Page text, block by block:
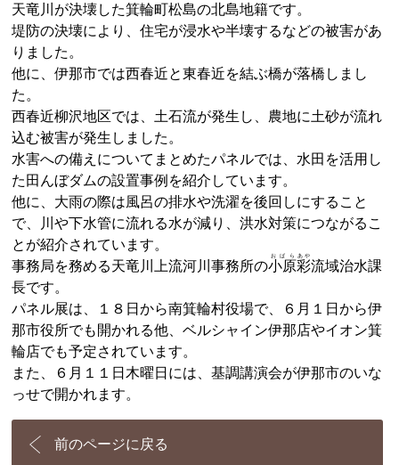
天竜川が決壊した箕輪町松島の北島地籍です。
堤防の決壊により、住宅が浸水や半壊するなどの被害があ
りました。
他に、伊那市では西春近と東春近を結ぶ橋が落橋しまし
た。
西春近柳沢地区では、土石流が発生し、農地に土砂が流れ
込む被害が発生しました。
水害への備えについてまとめたパネルでは、水田を活用し
た田んぼダムの設置事例を紹介しています。
他に、大雨の際は風呂の排水や洗濯を後回しにすること
で、川や下水管に流れる水が減り、洪水対策につながるこ
とが紹介されています。
事務局を務める天竜川上流河川事務所の小原
おばら
彩
あや
流域治水課
長です。
パネル展は、１８日から南箕輪村役場で、６月１日から伊
那市役所でも開かれる他、ベルシャイン伊那店やイオン箕
輪店でも予定されています。
また、６月１１日木曜日には、基調講演会が伊那市のいな
っせで開かれます。
前のページに戻る